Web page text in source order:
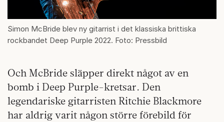
Simon McBride blev ny gitarrist i det klassiska brittiska
rockbandet Deep Purple 2022. Foto: Pressbild
Och McBride släpper direkt något av en
bomb i Deep Purple-kretsar. Den
legendariske gitarristen Ritchie Blackmore
har aldrig varit någon större förebild för